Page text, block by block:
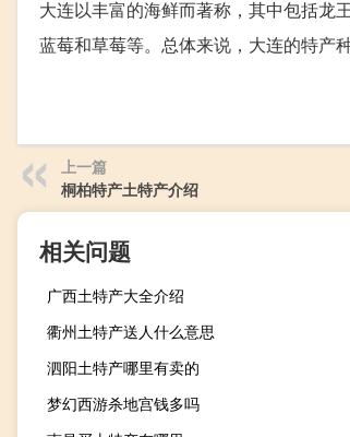
大连以丰富的海鲜而著称，其中包括龙
蓝莓和草莓等。总体来说，大连的特产
上一篇
桐柏特产土特产介绍
相关问题
广西土特产大全介绍
衢州土特产送人什么意思
泗阳土特产哪里有卖的
梦幻西游杀地宫钱多吗